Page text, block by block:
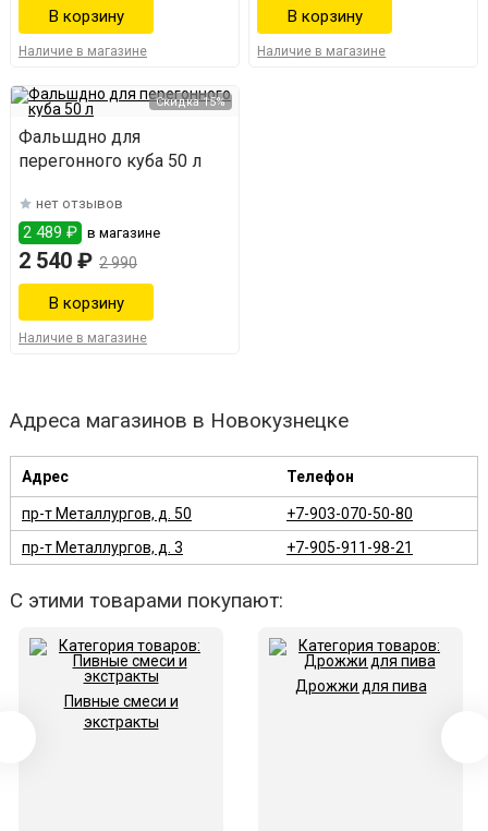
Наличие в магазине Наличие в магазине
Скидка 15%
Фальшдно для
перегонного куба 50 л
нет отзывов
2 489 ₽ в магазине
2 540 ₽ 2 990
Наличие в магазине
Адреса магазинов в Новокузнецке
Адрес Телефон
пр-т Металлургов, д. 50
+7-903-070-50-80
пр-т Металлургов, д. 3
+7-905-911-98-21
С этими товарами покупают:
Пивные смеси и
экстракты
Дрожжи для пива